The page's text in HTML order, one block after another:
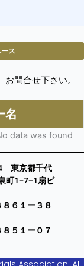
ス
問合せ下さい。
名
data was found
東京都千代
町1−7−1扇ビ
８６１ー３８
８５１ー０７